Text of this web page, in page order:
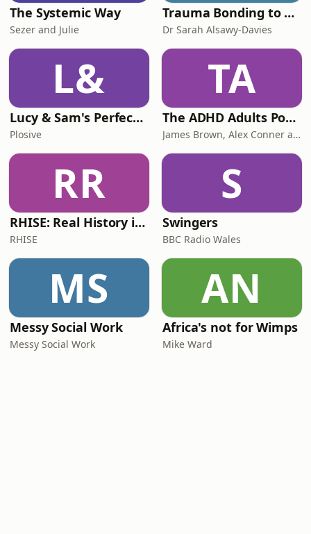
The Systemic Way
Sezer and Julie
Trauma Bonding to Secure Relationship
Dr Sarah Alsawy-Davies
L&
Lucy & Sam's Perfect Brains
Plosive
TA
The ADHD Adults Podcast
James Brown, Alex Conner and Sam Brown
RR
RHISE: Real History in Simple English (B2-C1, British)
RHISE
S
Swingers
BBC Radio Wales
MS
Messy Social Work
Messy Social Work
AN
Africa's not for Wimps
Mike Ward